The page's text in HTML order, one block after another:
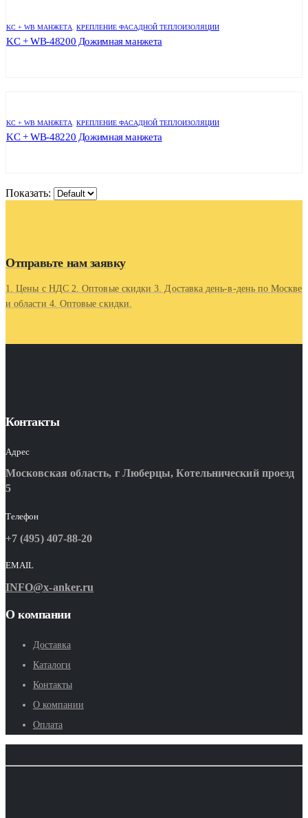
KC + WB МАНЖЕТА КРЕПЛЕНИЕ ФАСАДНОЙ ТЕПЛОИЗОЛЯЦИИ
KC + WB-48200 Дожимная манжета
KC + WB МАНЖЕТА КРЕПЛЕНИЕ ФАСАДНОЙ ТЕПЛОИЗОЛЯЦИИ
KC + WB-48220 Дожимная манжета
Показать:
Отправьте нам заявку
1. Цены с НДС 2. Оптовые скидки 3. Доставка день-в-день по Москве
и области 4. Оптовые скидки.
Контакты
Адрес
Московская область, г Люберцы, Котельнический проезд
5
Телефон
+7 (495) 407-88-20
EMAIL
INFO@x-anker.ru
О компании
Доставка
Каталоги
Контакты
О компании
Оплата